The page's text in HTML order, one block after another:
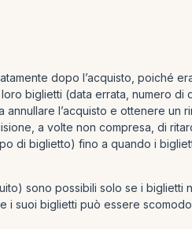
dopo l’acquisto, poiché
biglietti (data errata, numero
l’acquisto e ottenere un
a volte non compresa, di
di biglietto) fino a quando i
sono possibili solo se i biglietti
i suoi biglietti può essere